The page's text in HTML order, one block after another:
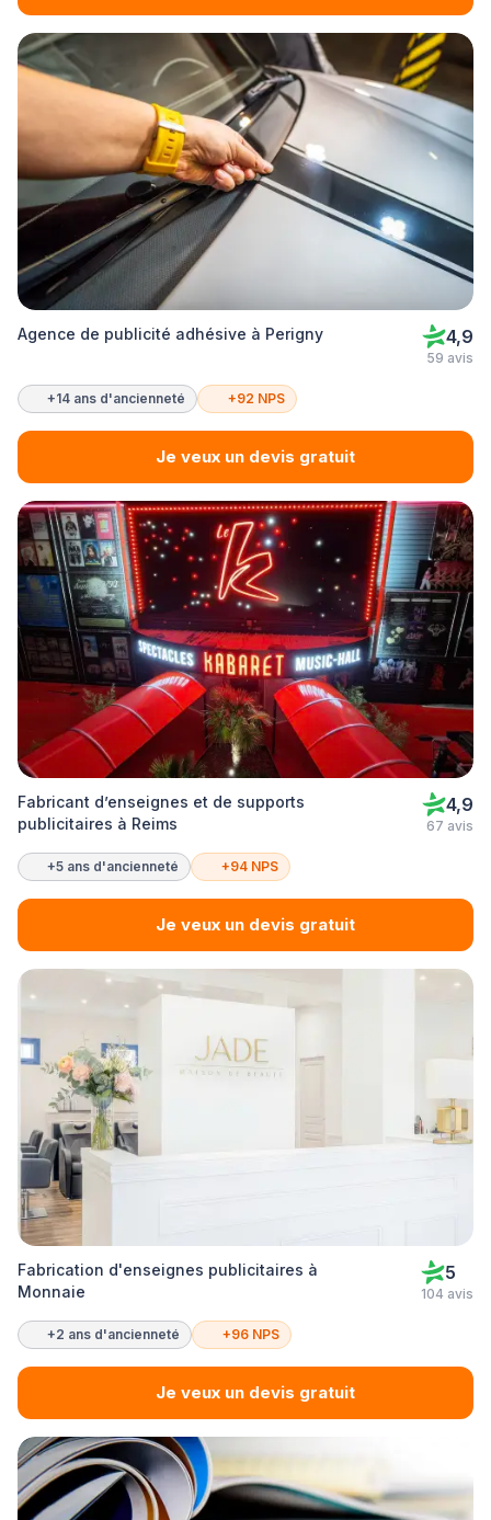
Agence de publicité adhésive à Perigny 4,9
59 avis
+14 ans d'ancienneté +92 NPS
Je veux un devis gratuit
Fabricant d’enseignes et de supports
publicitaires à Reims
4,9
67 avis
+5 ans d'ancienneté +94 NPS
Je veux un devis gratuit
Fabrication d'enseignes publicitaires à
Monnaie
5
104 avis
+2 ans d'ancienneté +96 NPS
Je veux un devis gratuit